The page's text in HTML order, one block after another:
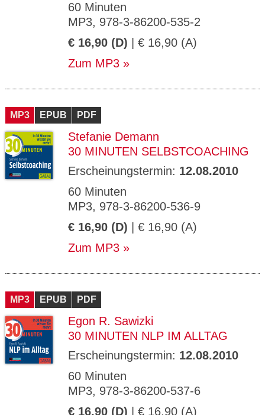
60 Minuten
MP3, 978-3-86200-535-2
€ 16,90 (D) | € 16,90 (A)
Zum MP3
MP3 EPUB PDF
Stefanie Demann
30 MINUTEN SELBSTCOACHING
Erscheinungstermin: 12.08.2010
60 Minuten
MP3, 978-3-86200-536-9
€ 16,90 (D) | € 16,90 (A)
Zum MP3
MP3 EPUB PDF
Egon R. Sawizki
30 MINUTEN NLP IM ALLTAG
Erscheinungstermin: 12.08.2010
60 Minuten
MP3, 978-3-86200-537-6
€ 16,90 (D) | € 16,90 (A)